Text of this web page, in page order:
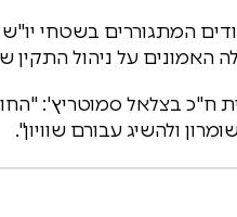
המתגוררים בשטחי
האמונים על ניהול התקין
ח"כ בצלאל סמוטריץ':
ולהשיג עבורם שוויון".